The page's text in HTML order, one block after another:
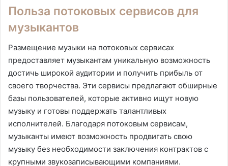
Польза потоковых сервисов для
музыкантов
Размещение музыки на потоковых сервисах
предоставляет музыкантам уникальную возможность
достичь широкой аудитории и получить прибыль от
своего творчества. Эти сервисы предлагают обширные
базы пользователей, которые активно ищут новую
музыку и готовы поддержать талантливых
исполнителей. Благодаря потоковым сервисам,
музыканты имеют возможность продвигать свою
музыку без необходимости заключения контрактов с
крупными звукозаписывающими компаниями.